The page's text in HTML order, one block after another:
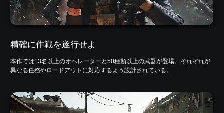
精確に作戦を遂行せよ
本作では13名以上のオペレーターと50種類以上の武器が登場。それぞれが
異なる任務やロードアウトに対応するよう設計されている。